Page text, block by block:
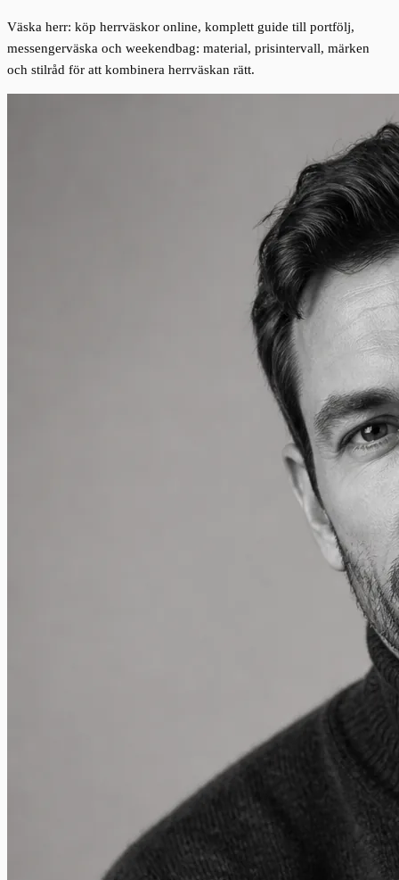
Väska herr: köp herrväskor online, komplett guide till portfölj,
messengerväska och weekendbag: material, prisintervall, märken
och stilråd för att kombinera herrväskan rätt.